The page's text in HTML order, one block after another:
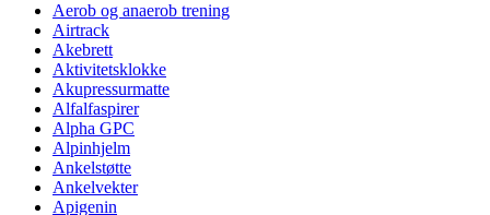
Aerob og anaerob trening
Airtrack
Akebrett
Aktivitetsklokke
Akupressurmatte
Alfalfaspirer
Alpha GPC
Alpinhjelm
Ankelstøtte
Ankelvekter
Apigenin